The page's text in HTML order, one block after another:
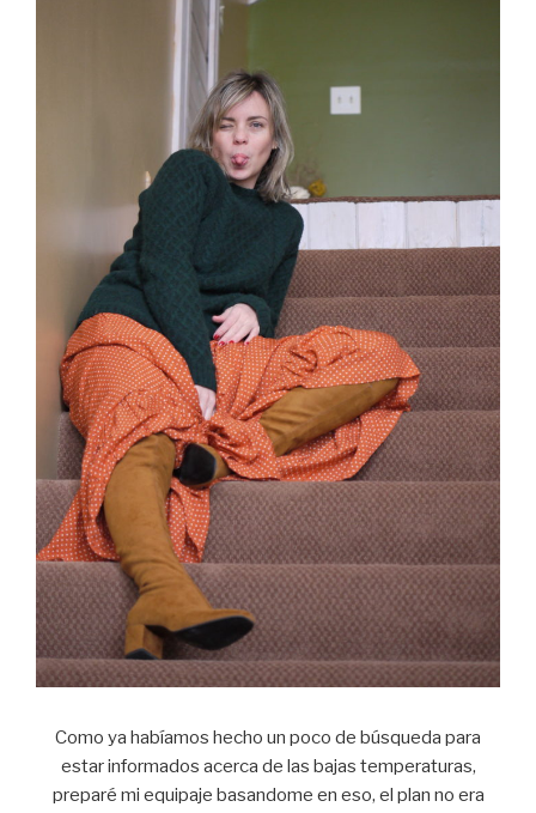
Como ya habíamos hecho un poco de búsqueda para
estar informados acerca de las bajas temperaturas,
preparé mi equipaje basandome en eso, el plan no era